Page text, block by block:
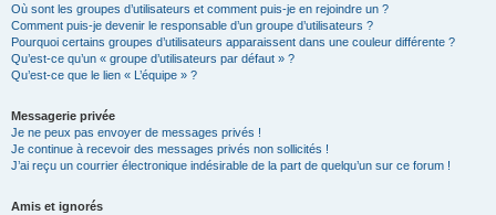
Où sont les groupes d’utilisateurs et comment puis-je en rejoindre un ?
Comment puis-je devenir le responsable d’un groupe d’utilisateurs ?
Pourquoi certains groupes d’utilisateurs apparaissent dans une couleur différente ?
Qu’est-ce qu’un « groupe d’utilisateurs par défaut » ?
Qu’est-ce que le lien « L’équipe » ?
Messagerie privée
Je ne peux pas envoyer de messages privés !
Je continue à recevoir des messages privés non sollicités !
J’ai reçu un courrier électronique indésirable de la part de quelqu’un sur ce forum !
Amis et ignorés